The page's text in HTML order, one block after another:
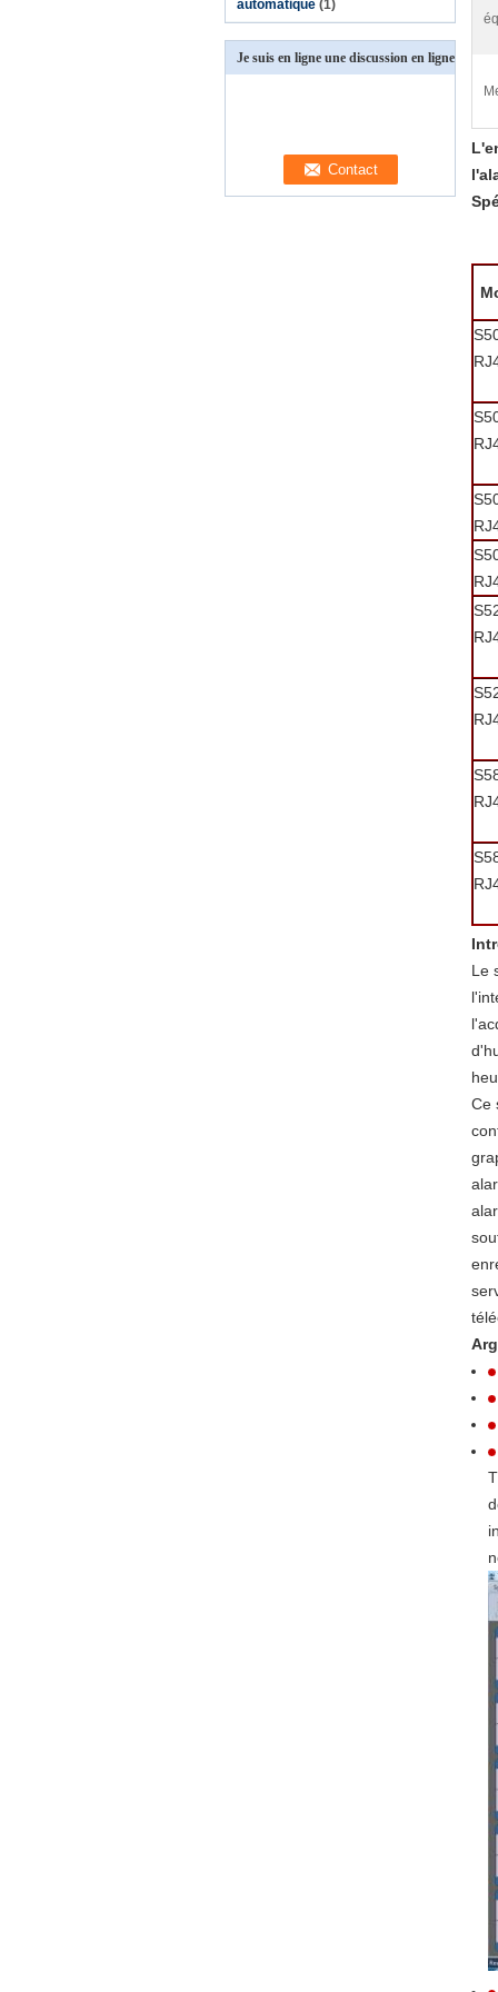
automatique (1)
Je suis en ligne une discussion en ligne
Le
Ce